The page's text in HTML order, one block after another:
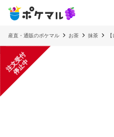
産直・通販のポケマル お茶 抹茶
注
文
受
付
停
止
中